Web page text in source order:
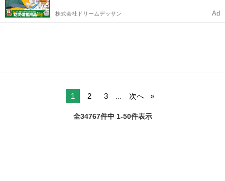
株式会社ドリームデッサン Ad
1 2 3 ... 次へ
全34767件中 1-50件表示